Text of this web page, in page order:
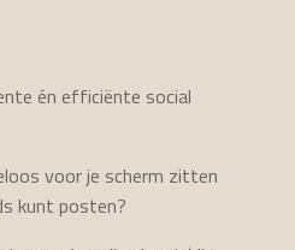
én efficiënte social
voor je scherm zitten
kunt posten?